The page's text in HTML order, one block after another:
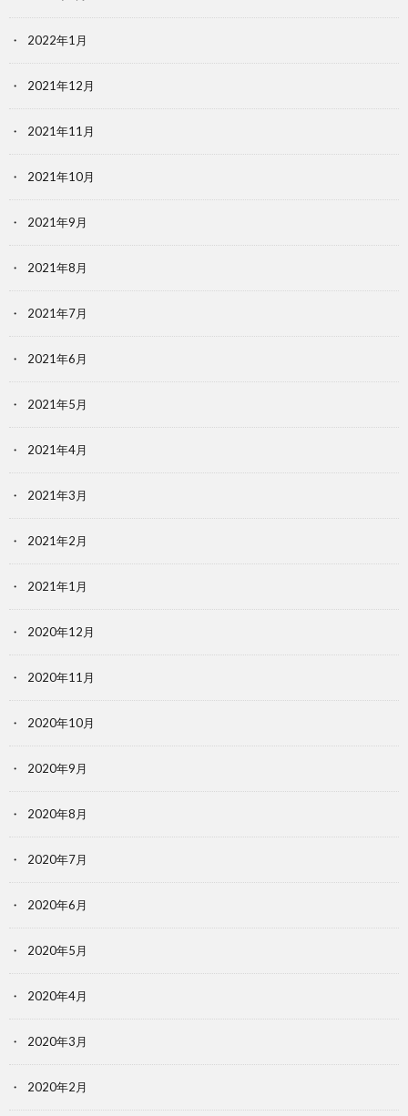
2022年1月
2021年12月
2021年11月
2021年10月
2021年9月
2021年8月
2021年7月
2021年6月
2021年5月
2021年4月
2021年3月
2021年2月
2021年1月
2020年12月
2020年11月
2020年10月
2020年9月
2020年8月
2020年7月
2020年6月
2020年5月
2020年4月
2020年3月
2020年2月